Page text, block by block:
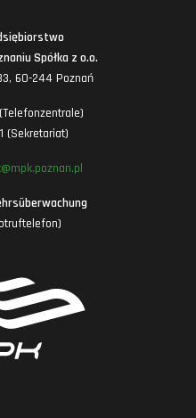
Spółka z o.o.
60-244 Poznań
(Sekretariat)